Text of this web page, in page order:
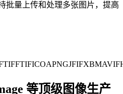
批量上传和处理多张图片，提高
TIFFTIFICOAPNGJFIFXBMAVIF
等顶级图像生产